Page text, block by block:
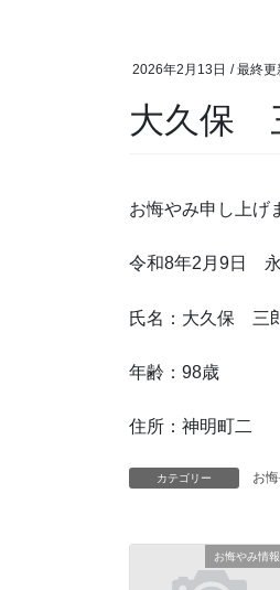
2026年2月13日 / 最終更
大久保
お悔やみ申し上げ
令和8年2月9日
氏名：大久保
年齢：98歳
住所：神明町二
カテゴリー お
お悔やみ情報